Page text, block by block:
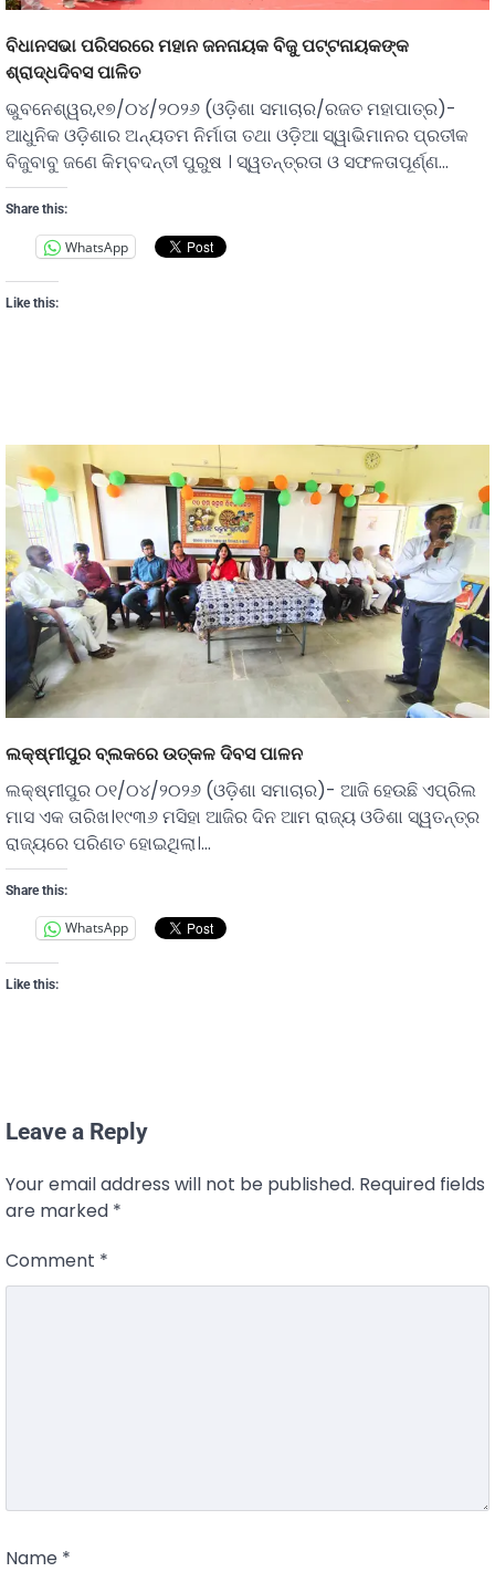
ବିଧାନସଭା ପରିସରରେ ମହାନ ଜନନାୟକ ବିଜୁ ପଟ୍ଟନାୟକଙ୍କ
ଶ୍ରାଦ୍ଧଦିବସ ପାଳିତ
ଭୁବନେଶ୍ୱର,୧୭/୦୪/୨୦୨୬ (ଓଡ଼ିଶା ସମାଚାର/ରଜତ ମହାପାତ୍ର)-
ଆଧୁନିକ ଓଡ଼ିଶାର ଅନ୍ୟତମ ନିର୍ମାତା ତଥା ଓଡ଼ିଆ ସ୍ୱାଭିମାନର ପ୍ରତୀକ
ବିଜୁବାବୁ ଜଣେ କିମ୍ବଦନ୍ତୀ ପୁରୁଷ । ସ୍ୱତନ୍ତ୍ରତା ଓ ସଫଳତାପୂର୍ଣ୍ଣ…
Share this:
WhatsApp
Like this:
ଲକ୍ଷ୍ମୀପୁର ବ୍ଲକରେ ଉତ୍କଳ ଦିବସ ପାଳନ
ଲକ୍ଷ୍ମୀପୁର ୦୧/୦୪/୨୦୨୬ (ଓଡ଼ିଶା ସମାଚାର)- ଆଜି ହେଉଛି ଏପ୍ରିଲ
ମାସ ଏକ ତାରିଖ।୧୯୩୬ ମସିହା ଆଜିର ଦିନ ଆମ ରାଜ୍ୟ ଓଡିଶା ସ୍ୱତନ୍ତ୍ର
ରାଜ୍ୟରେ ପରିଣତ ହୋଇଥିଲା।…
Share this:
WhatsApp
Like this:
Leave a Reply
Your email address will not be published. Required fields
are marked *
Comment *
Name *